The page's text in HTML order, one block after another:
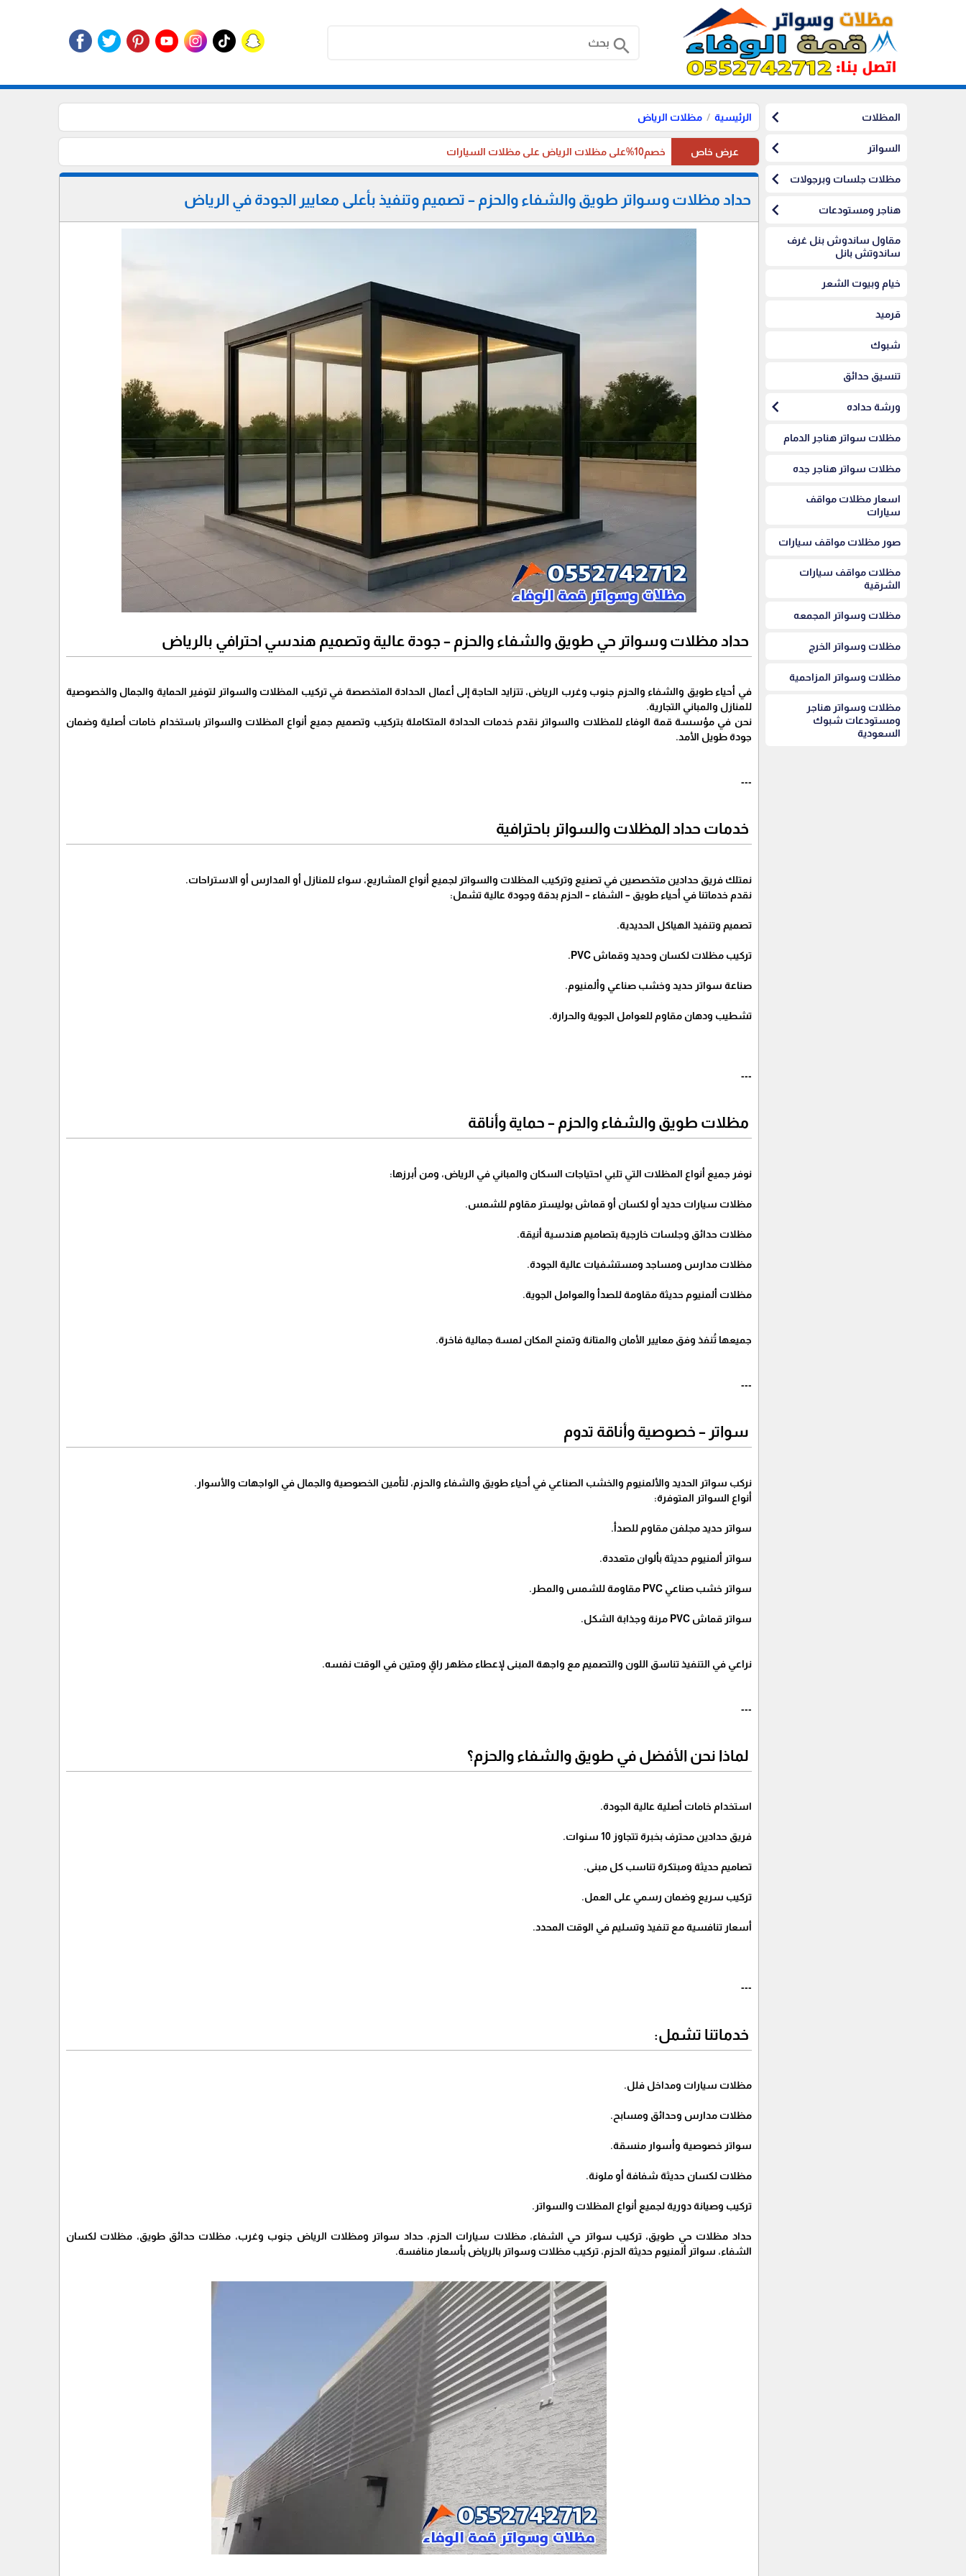
search
المظلات chevron_left
السواتر chevron_left
مظلات جلسات وبرجولات chevron_left
هناجر ومستودعات chevron_left
مقاول ساندوش بنل غرف
ساندوتش بانل
خيام وبيوت الشعر
قرميد
شبوك
تنسيق حدائق
ورشة حداده chevron_left
مظلات سواتر هناجر الدمام
مظلات سواتر هناجر جده
اسعار مظلات مواقف
سيارات
صور مظلات مواقف سيارات
مظلات مواقف سيارات
الشرقية
مظلات وسواتر المجمعه
مظلات وسواتر الخرج
مظلات وسواتر المزاحمية
مظلات وسواتر هناجر
ومستودعات شبوك
السعودية
الرئيسية مظلات الرياض
عرض خاص خصم10%على مظلات الرياض على مظلات السيارات
حداد مظلات وسواتر طويق والشفاء والحزم – تصميم وتنفيذ بأعلى معايير الجودة في الرياض
حداد مظلات وسواتر حي طويق والشفاء والحزم – جودة عالية وتصميم هندسي احترافي بالرياض
في أحياء طويق والشفاء والحزم جنوب وغرب الرياض، تتزايد الحاجة إلى أعمال الحدادة المتخصصة في تركيب المظلات والسواتر لتوفير الحماية والجمال والخصوصية
للمنازل والمباني التجارية.
نحن في مؤسسة قمة الوفاء للمظلات والسواتر نقدم خدمات الحدادة المتكاملة بتركيب وتصميم جميع أنواع المظلات والسواتر باستخدام خامات أصلية وضمان
جودة طويل الأمد.
---
خدمات حداد المظلات والسواتر باحترافية
نمتلك فريق حدادين متخصصين في تصنيع وتركيب المظلات والسواتر لجميع أنواع المشاريع، سواء للمنازل أو المدارس أو الاستراحات.
نقدم خدماتنا في أحياء طويق – الشفاء – الحزم بدقة وجودة عالية تشمل:
تصميم وتنفيذ الهياكل الحديدية.
تركيب مظلات لكسان وحديد وقماش PVC.
صناعة سواتر حديد وخشب صناعي وألمنيوم.
تشطيب ودهان مقاوم للعوامل الجوية والحرارة.
---
مظلات طويق والشفاء والحزم – حماية وأناقة
نوفر جميع أنواع المظلات التي تلبي احتياجات السكان والمباني في الرياض، ومن أبرزها:
مظلات سيارات حديد أو لكسان أو قماش بوليستر مقاوم للشمس.
مظلات حدائق وجلسات خارجية بتصاميم هندسية أنيقة.
مظلات مدارس ومساجد ومستشفيات عالية الجودة.
مظلات ألمنيوم حديثة مقاومة للصدأ والعوامل الجوية.
جميعها تُنفذ وفق معايير الأمان والمتانة وتمنح المكان لمسة جمالية فاخرة.
---
سواتر – خصوصية وأناقة تدوم
نركب سواتر الحديد والألمنيوم والخشب الصناعي في أحياء طويق والشفاء والحزم، لتأمين الخصوصية والجمال في الواجهات والأسوار.
أنواع السواتر المتوفرة:
سواتر حديد مجلفن مقاوم للصدأ.
سواتر ألمنيوم حديثة بألوان متعددة.
سواتر خشب صناعي PVC مقاومة للشمس والمطر.
سواتر قماش PVC مرنة وجذابة الشكل.
نراعي في التنفيذ تناسق اللون والتصميم مع واجهة المبنى لإعطاء مظهر راقٍ ومتين في الوقت نفسه.
---
لماذا نحن الأفضل في طويق والشفاء والحزم؟
استخدام خامات أصلية عالية الجودة.
فريق حدادين محترف بخبرة تتجاوز 10 سنوات.
تصاميم حديثة ومبتكرة تناسب كل مبنى.
تركيب سريع وضمان رسمي على العمل.
أسعار تنافسية مع تنفيذ وتسليم في الوقت المحدد.
---
خدماتنا تشمل:
مظلات سيارات ومداخل فلل.
مظلات مدارس وحدائق ومسابح.
سواتر خصوصية وأسوار منسقة.
مظلات لكسان حديثة شفافة أو ملونة.
تركيب وصيانة دورية لجميع أنواع المظلات والسواتر.
حداد مظلات حي طويق، تركيب سواتر حي الشفاء، مظلات سيارات الحزم، حداد سواتر ومظلات الرياض جنوب وغرب، مظلات حدائق طويق، مظلات لكسان
الشفاء، سواتر ألمنيوم حديثة الحزم، تركيب مظلات وسواتر بالرياض بأسعار منافسة.